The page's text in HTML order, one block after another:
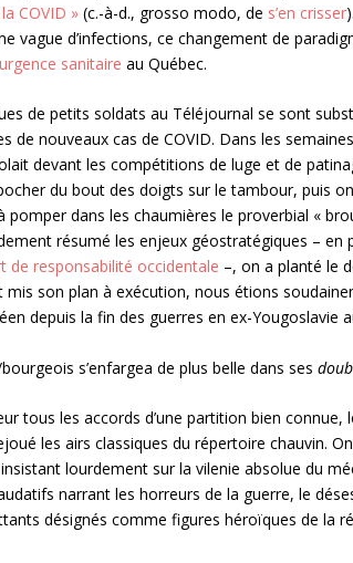
COVID » (c.-à-d., grosso modo, de s’en crisser
vague d’infections, ce changement de
sanitaire au Québec.
de petits soldats au Téléjournal se sont
de nouveaux cas de COVID. Dans les
devant les compétitions de luge et de
du bout des doigts sur le tambour, puis
dans les chaumières le proverbial «
résumé les enjeux géostratégiques –
de responsabilité occidentale –, on a planté le
son plan à exécution, nous étions
depuis la fin des guerres en ex-Yougoslavie
s’enfargea de plus belle dans ses
tous les accords d’une partition bien connue,
les airs classiques du répertoire chauvin.
lourdement sur la vilenie absolue du
narrant les horreurs de la guerre, le
désignés comme figures héroïques de la